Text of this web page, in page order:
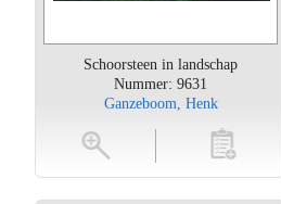
Schoorsteen in landschap
Nummer: 9631
Ganzeboom, Henk
toevoegen